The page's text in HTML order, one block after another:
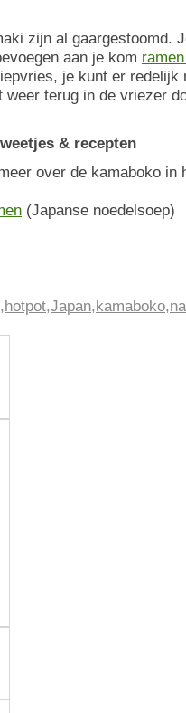
zijn al gaargestoomd.
aan je kom
je kunt er redelijk
terug in de vriezer
& recepten
over de kamaboko in
(Japanse noedelsoep)
,hotpot,Japan,kamaboko,